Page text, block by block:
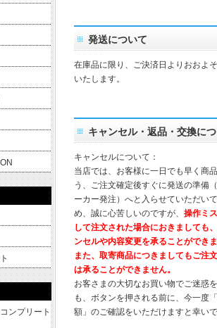
発送について
在庫品に限り、ご決済日よりおおよ
いたします。
キャンセル・返品・交換に
キャンセルについて：
当店では、お客様に一日でも早く商
う、ご注文確定後すぐに発送の準備
ーカー発注）へと入らせていただい
め、誠に心苦しいのですが、 操作ミ
して注文された場合におきましても
ンセルや内容変更を承ることができ
また、取寄商品につきましてもご注
は承ることができません。
お客さまの大切なお買い物でご迷惑
も、ボタンを押される前に、今一度
額」のご確認をいただけますと幸い
ンプリート